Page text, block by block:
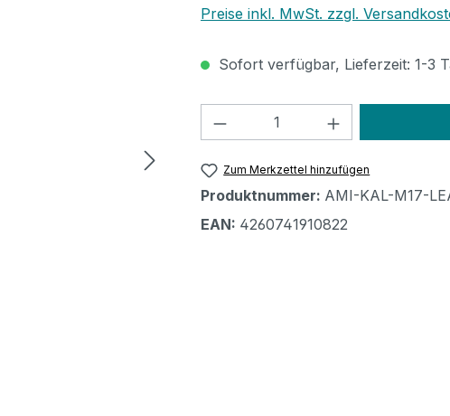
Preise inkl. MwSt. zzgl.
Sofort verfügbar, Lieferzeit: 1-3
Produkt Anzahl: Gib
Zum Merkzettel hinzufügen
Produktnummer: AMI-KAL-M17-
EAN: 4260741910822